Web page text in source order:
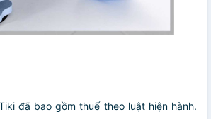
đã bao gồm thuế theo luật hiện hành.